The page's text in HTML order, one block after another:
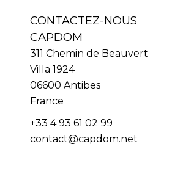
CONTACTEZ-NOUS
CAPDOM
311 Chemin de Beauvert
Villa 1924
06600 Antibes
France
+33 4 93 61 02 99
contact@capdom.net